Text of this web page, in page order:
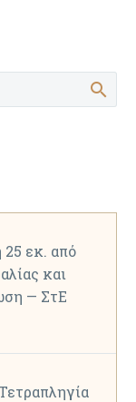
εκ. από
και
— ΣτΕ